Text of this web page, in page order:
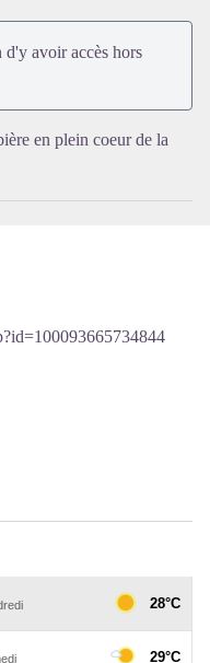
en plein écran
d'y avoir accès hors
en plein coeur de la